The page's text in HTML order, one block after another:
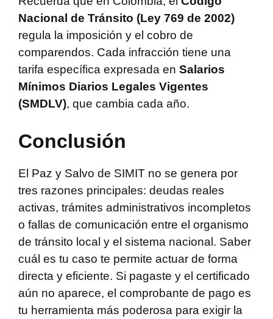
Nacional de Tránsito (Ley 769 de 2002)
regula la imposición y el cobro de
comparendos. Cada infracción tiene una
tarifa específica expresada en Salarios
Mínimos Diarios Legales Vigentes
(SMDLV), que cambia cada año.
Conclusión
El Paz y Salvo de SIMIT no se genera por
tres razones principales: deudas reales
activas, trámites administrativos incompletos
o fallas de comunicación entre el organismo
de tránsito local y el sistema nacional. Saber
cuál es tu caso te permite actuar de forma
directa y eficiente. Si pagaste y el certificado
aún no aparece, el comprobante de pago es
tu herramienta más poderosa para exigir la